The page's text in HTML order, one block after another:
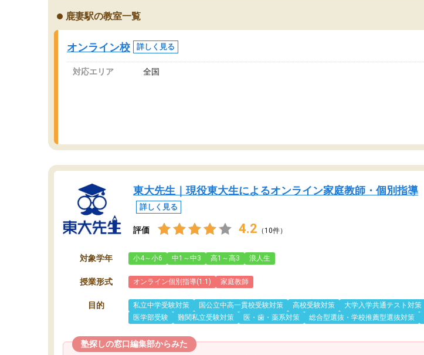
い通り、少しずつ成績も上がり、苦手意識も無
くなってきたので、さらに苦手な数学も追加で
お願いしました。来年の高校受験に向けて頑張
っています。
鹿妻駅の教室一覧
オンライン校 詳しく見る
対応エリア 全国
東大先生｜現役東大生によるオンライン家庭教師・個別指導
詳しく見る
評価 4.2 （10件）
対象学年 小4～小6 中1～中3 高1～高3 浪人生
授業形式 オンライン個別指導(1:1) 家庭教師
目的 私立中学受験対策 国公立中高一貫校受験対策 高校受験対策 大学入学共通テスト対策
医学部受験
難関私立受験対策 医・歯・薬系対策 総合型選抜・学校推薦型選抜対策
塾探しの窓口編集部からみた